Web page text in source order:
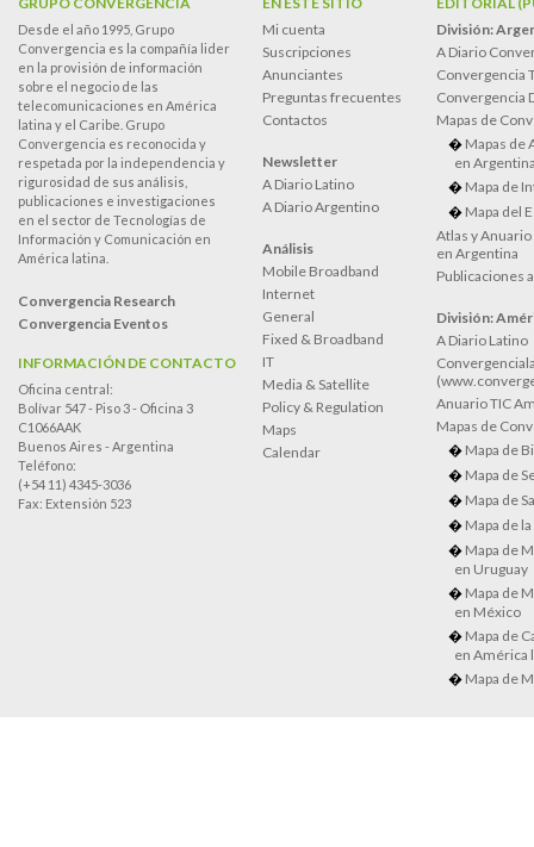
Desde el año 1995, Grupo
Convergencia es la compañía lider
en la provisión de información
sobre el negocio de las
telecomunicaciones en América
latina y el Caribe. Grupo
Convergencia es reconocida y
respetada por la independencia y
rigurosidad de sus análisis,
publicaciones e investigaciones
en el sector de Tecnologías de
Información y Comunicación en
América latina.
Convergencia Research
Convergencia Eventos
INFORMACIÓN DE CONTACTO
Oficina central:
Bolívar 547 - Piso 3 - Oficina 3
C1066AAK
Buenos Aires - Argentina
Teléfono:
(+54 11) 4345-3036
Fax: Extensión 523
Mi cuenta
Suscripciones
Anunciantes
Preguntas frecuentes
Contactos
Newsletter
A Diario Latino
A Diario Argentino
Análisis
Mobile Broadband
Internet
General
Fixed & Broadband
IT
Media & Satellite
Policy & Regulation
Maps
Calendar
División:
A Diario
Convergencia
Convergencia
Mapas de
Mapas de
en
Mapa de
Mapa del
Atlas y
en Argentina
Publicaciones
División:
A Diario Latino
Anuario TIC
Mapas de
Mapa de
Mapa de
Mapa de
Mapa de
Mapa de
en Uruguay
Mapa de
en México
Mapa de
en América
Mapa de